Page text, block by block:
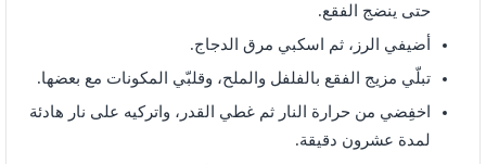
حتى ينضج الفقع.
أضيفي الرز، ثم اسكبي مرق الدجاج.
تبلّي مزيج الفقع بالفلفل والملح، وقلبّي المكونات مع بعضها.
اخفِضي من حرارة النار ثم غطي القدر، واتركيه على نار هادئة
لمدة عشرون دقيقة.